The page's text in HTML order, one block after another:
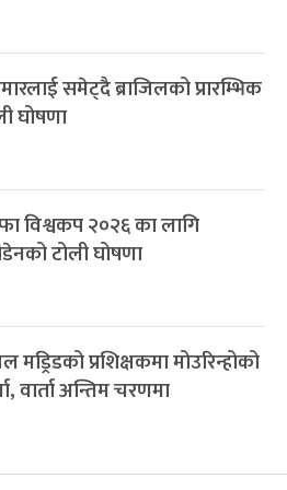
समेट्दै ब्राजिलको प्रारम्भिक
घोषणा
विश्वकप २०२६ का लागि
टोली घोषणा
मड्रिडको प्रशिक्षकमा मोउरिन्होको
वार्ता अन्तिम चरणमा